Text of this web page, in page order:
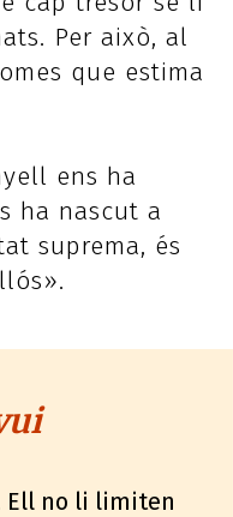
Per això, al
que estima
ens ha
ha nascut a
suprema, és
Ell no li limiten